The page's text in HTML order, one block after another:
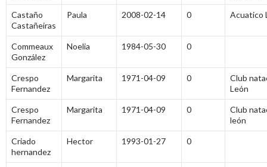
Castaño
Castañeiras
Paula 2008-02-14 0 Acuatico
Commeaux
González
Noelia 1984-05-30 0
Crespo
Fernandez
Margarita 1971-04-09 0
Club
León
Crespo
Fernandez
Margarita 1971-04-09 0
Club
león
Criado
hernandez
Hector 1993-01-27 0